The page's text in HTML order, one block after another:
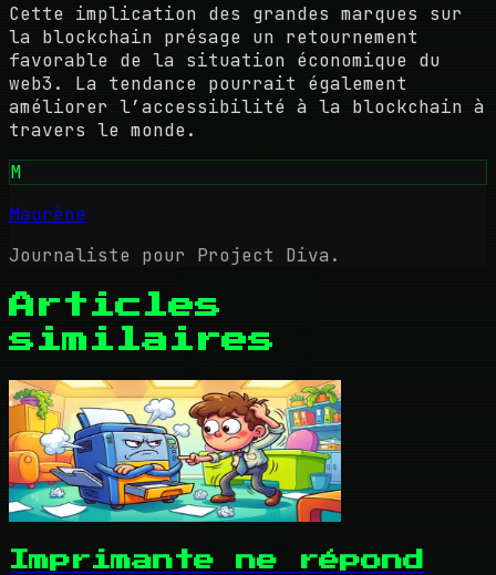
Cette implication des grandes marques sur
la blockchain présage un retournement
favorable de la situation économique du
web3. La tendance pourrait également
améliorer l’accessibilité à la blockchain à
travers le monde.
M
Maurène
Journaliste pour Project Diva.
Articles
similaires
Imprimante ne répond